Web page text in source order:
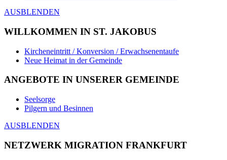
AUSBLENDEN
WILLKOMMEN IN ST. JAKOBUS
Kircheneintritt / Konversion / Erwachsenentaufe
Neue Heimat in der Gemeinde
ANGEBOTE IN UNSERER GEMEINDE
Seelsorge
Pilgern und Besinnen
AUSBLENDEN
NETZWERK MIGRATION FRANKFURT